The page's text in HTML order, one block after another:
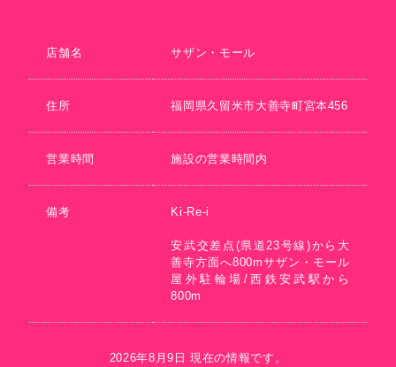
店舗名 サザン・モール
住所 福岡県久留米市大善寺町宮本456
営業時間 施設の営業時間内
備考 Ki-Re-i
安武交差点(県道23号線)から大
善寺方面へ800mサザン・モール
屋外駐輪場/西鉄安武駅から
800m
2026年8月9日 現在の情報です。